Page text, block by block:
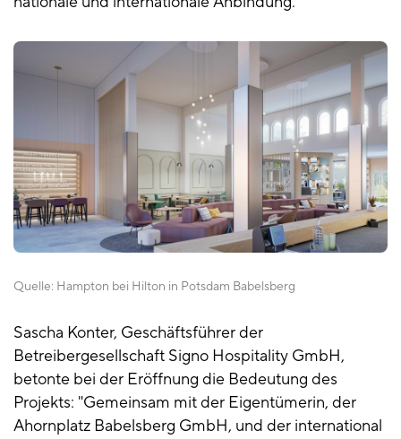
Quelle: Hampton bei Hilton in Potsdam Babelsberg
Sascha Konter, Geschäftsführer der
Betreibergesellschaft Signo Hospitality GmbH,
betonte bei der Eröffnung die Bedeutung des
Projekts: "Gemeinsam mit der Eigentümerin, der
Ahornplatz Babelsberg GmbH, und der international